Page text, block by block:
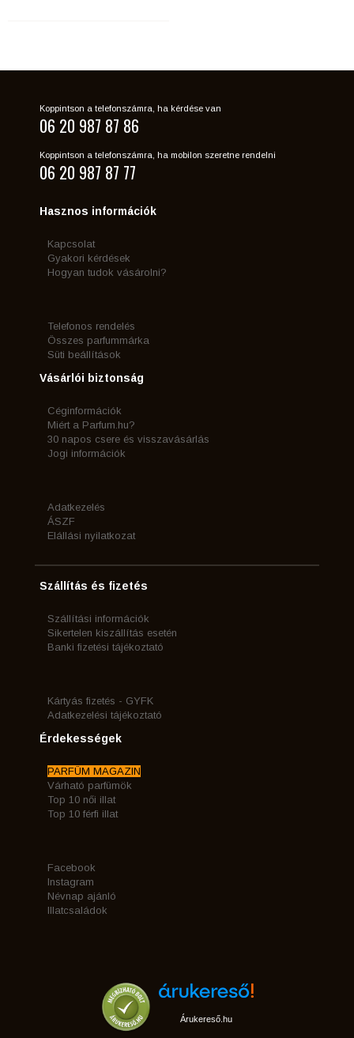
Koppintson a telefonszámra, ha kérdése van
06 20 987 87 86
Koppintson a telefonszámra, ha mobilon szeretne rendelni
06 20 987 87 77
Hasznos információk
Kapcsolat
Gyakori kérdések
Hogyan tudok vásárolni?
Telefonos rendelés
Összes parfummárka
Süti beállítások
Vásárlói biztonság
Céginformációk
Miért a Parfum.hu?
30 napos csere és visszavásárlás
Jogi információk
Adatkezelés
ÁSZF
Elállási nyilatkozat
Szállítás és fizetés
Szállítási információk
Sikertelen kiszállítás esetén
Banki fizetési tájékoztató
Kártyás fizetés - GYFK
Adatkezelési tájékoztató
Érdekességek
PARFÜM MAGAZIN
Várható parfümök
Top 10 női illat
Top 10 férfi illat
Facebook
Instagram
Névnap ajánló
Illatcsaládok
Árukereső.hu